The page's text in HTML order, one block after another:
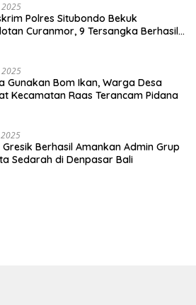
2025
Polres Situbondo Bekuk
Curanmor, 9 Tersangka Berhasil
2025
Gunakan Bom Ikan, Warga Desa
Kecamatan Raas Terancam Pidana
Gresik Berhasil Amankan Admin Grup
Sedarah di Denpasar Bali